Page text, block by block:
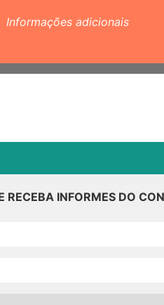
Informações adicionais
RECEBA INFORMES DO